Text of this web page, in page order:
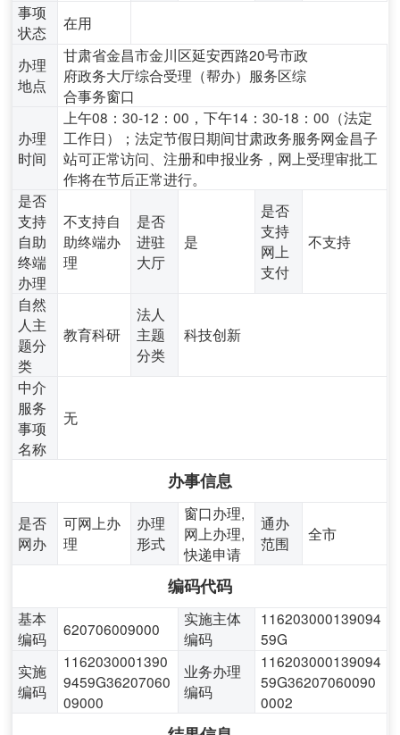
事项
状态
在用
办理
地点
甘肃省金昌市金川区延安西路20号市政
府政务大厅综合受理（帮办）服务区综
合事务窗口
办理
时间
上午08：30-12：00，下午14：30-18：00（法定
工作日）；法定节假日期间甘肃政务服务网金昌子
站可正常访问、注册和申报业务，网上受理审批工
作将在节后正常进行。
是否
支持
自助
终端
办理
不支持自
助终端办
理
是否
进驻
大厅
是
是否
支持
网上
支付
不支持
自然
人主
题分
类
教育科研
法人
主题
分类
科技创新
中介
服务
事项
名称
无
办事信息
是否
网办
可网上办
理
办理
形式
窗口办理,
网上办理,
快递申请
通办
范围
全市
编码代码
基本
编码
620706009000
实施主体
编码
116203000139094
59G
实施
编码
1162030001390
9459G36207060
09000
业务办理
编码
116203000139094
59G36207060090
0002